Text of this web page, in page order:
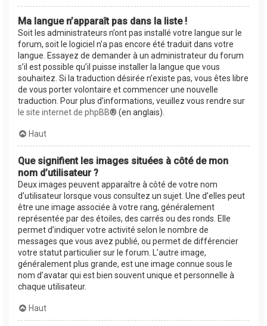
Ma langue n’apparaît pas dans la liste !
Soit les administrateurs n’ont pas installé votre langue sur le
forum, soit le logiciel n’a pas encore été traduit dans votre
langue. Essayez de demander à un administrateur du forum
s’il est possible qu’il puisse installer la langue que vous
souhaitez. Si la traduction désirée n’existe pas, vous êtes libre
de vous porter volontaire et commencer une nouvelle
traduction. Pour plus d’informations, veuillez vous rendre sur
le site internet de phpBB® (en anglais).
Haut
Que signifient les images situées à côté de mon
nom d’utilisateur ?
Deux images peuvent apparaître à côté de votre nom
d’utilisateur lorsque vous consultez un sujet. Une d’elles peut
être une image associée à votre rang, généralement
représentée par des étoiles, des carrés ou des ronds. Elle
permet d’indiquer votre activité selon le nombre de
messages que vous avez publié, ou permet de différencier
votre statut particulier sur le forum. L’autre image,
généralement plus grande, est une image connue sous le
nom d’avatar qui est bien souvent unique et personnelle à
chaque utilisateur.
Haut